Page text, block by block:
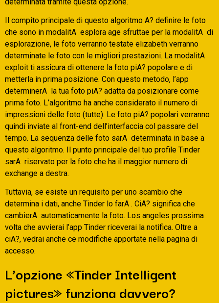
Il compito principale di questo algoritmo A? definire le foto
che sono in modalitA esplora age sfruttae per la modalitA di
esplorazione, le foto verranno testate elizabeth verranno
determinate le foto con le migliori prestazioni. La modalitA
exploit ti assicura di ottenere la foto piA? popolare e di
metterla in prima posizione. Con questo metodo, l’app
determinerA la tua foto piA? adatta da posizionare come
prima foto. L’algoritmo ha anche considerato il numero di
impressioni delle foto (tutte). Le foto piA? popolari verranno
quindi inviate al front-end dell’interfaccia col passare del
tempo. La sequenza delle foto sarA determinata in base a
questo algoritmo. Il punto principale del tuo profile Tinder
sarA riservato per la foto che ha il maggior numero di
exchange a destra.
Tuttavia, se esiste un requisito per uno scambio che
determina i dati, anche Tinder lo farA . CiA? significa che
cambierA automaticamente la foto. Los angeles prossima
volta che avvierai l’app Tinder riceverai la notifica. Oltre a
ciA?, vedrai anche ce modifiche apportate nella pagina di
accesso.
L’opzione «Tinder Intelligent
pictures» funziona davvero?